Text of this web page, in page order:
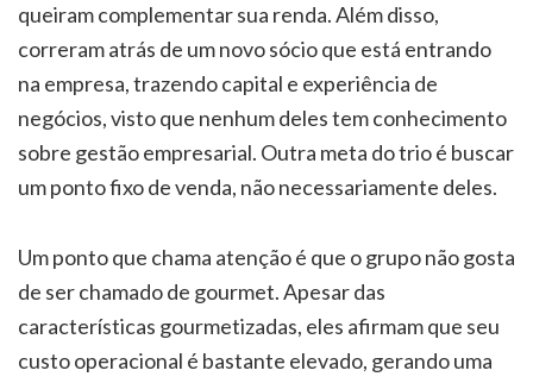
queiram complementar sua renda. Além disso,
correram atrás de um novo sócio que está entrando
na empresa, trazendo capital e experiência de
negócios, visto que nenhum deles tem conhecimento
sobre gestão empresarial. Outra meta do trio é buscar
um ponto fixo de venda, não necessariamente deles.
Um ponto que chama atenção é que o grupo não gosta
de ser chamado de gourmet. Apesar das
características gourmetizadas, eles afirmam que seu
custo operacional é bastante elevado, gerando uma